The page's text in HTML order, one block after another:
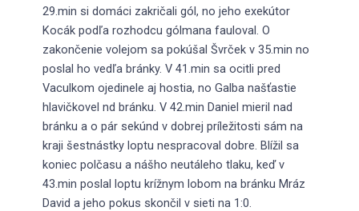
29.min si domáci zakričali gól, no jeho exekútor
Kocák podľa rozhodcu gólmana fauloval. O
zakončenie volejom sa pokúšal Švrček v 35.min no
poslal ho vedľa bránky. V 41.min sa ocitli pred
Vaculkom ojedinele aj hostia, no Galba našťastie
hlavičkovel nd bránku. V 42.min Daniel mieril nad
bránku a o pár sekúnd v dobrej príležitosti sám na
kraji šestnástky loptu nespracoval dobre. Blížil sa
koniec polčasu a nášho neutáleho tlaku, keď v
43.min poslal loptu krížnym lobom na bránku Mráz
David a jeho pokus skončil v sieti na 1:0.